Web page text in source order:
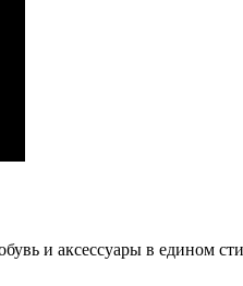
и аксессуары в едином